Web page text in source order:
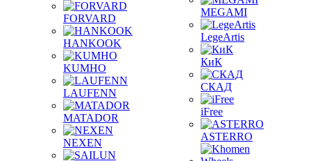
FORVARD
HANKOOK
KUMHO
LAUFENN
MATADOR
NEXEN
MEGAMI
LegeArtis
КиК
СКАД
iFree
ASTERRO